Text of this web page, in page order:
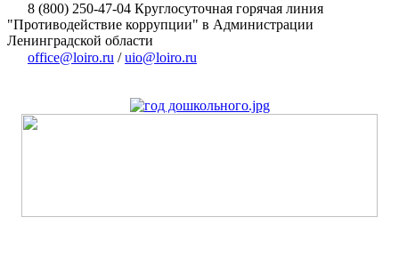
8 (800) 250-47-04 Круглосуточная горячая линия
"Противодействие коррупции" в Администрации
Ленинградской области
office@loiro.ru /uio@loiro.ru